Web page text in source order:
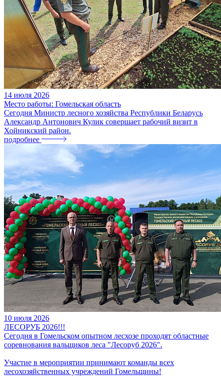
14 июля 2026
Место работы: Гомельская область
Сегодня Министр лесного хозяйства Республики Беларусь
Александр Антонович Кулик совершает рабочий визит в
Хойникский район.
подробнее
10 июля 2026
ЛЕСОРУБ 2026!!!
Сегодня в Гомельском опытном лесхозе проходят областные
соревнования вальщиков леса "Лесоруб 2026".
Участие в мероприятии принимают команды всех
лесохозяйственных учреждений Гомельщины!